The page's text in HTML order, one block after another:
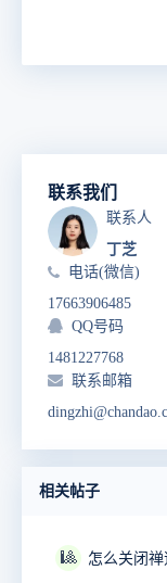
联系我们
联系人
丁芝
电话(微信)
17663906485
QQ号码
1481227768
联系邮箱
相关帖子
🎱 怎么关闭禅